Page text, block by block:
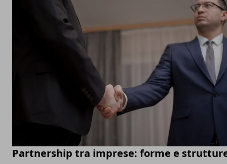
Partnership tra imprese: forme e